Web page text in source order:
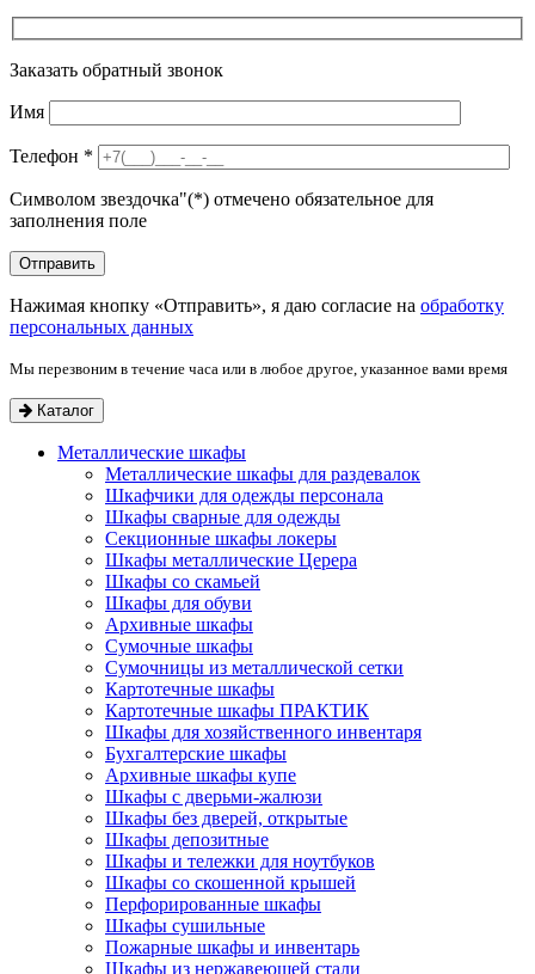
Заказать обратный звонок
Имя
Телефон *
Символом звездочка"(*) отмечено обязательное для
заполнения поле
Нажимая кнопку «Отправить», я даю согласие на обработку
персональных данных
Мы перезвоним в течение часа или в любое другое, указанное вами время
Каталог
Металлические шкафы
Металлические шкафы для раздевалок
Шкафчики для одежды персонала
Шкафы сварные для одежды
Секционные шкафы локеры
Шкафы металлические Церера
Шкафы со скамьей
Шкафы для обуви
Архивные шкафы
Сумочные шкафы
Сумочницы из металлической сетки
Картотечные шкафы
Картотечные шкафы ПРАКТИК
Шкафы для хозяйственного инвентаря
Бухгалтерские шкафы
Архивные шкафы купе
Шкафы с дверьми-жалюзи
Шкафы без дверей, открытые
Шкафы депозитные
Шкафы и тележки для ноутбуков
Шкафы со скошенной крышей
Перфорированные шкафы
Шкафы сушильные
Пожарные шкафы и инвентарь
Шкафы из нержавеющей стали